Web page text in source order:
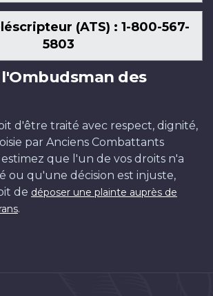
(ATS) : 1-800-567-
5803
des
d'être traité avec respect, dignité,
par Anciens Combattants
estimez que l'un de vos droits n'a
ou qu'une décision est injuste,
de déposer une plainte auprès de
.